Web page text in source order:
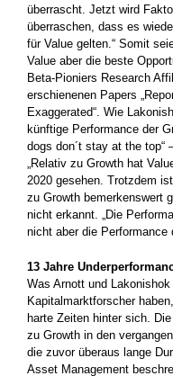
überrascht. Jetzt wird
überraschen, dass es
für Value gelten.“ Somit
Value aber die beste
Beta-Pioniers Research
erschienenen Papers
Exaggerated“. Wie
künftige Performance der
dogs don´t stay at the top“
„Relativ zu Growth hat
2020 gesehen. Trotzdem
zu Growth bemerkenswert
nicht erkannt. „Die
nicht aber die Performance
13 Jahre
Was Arnott und
Kapitalmarktforscher
harte Zeiten hinter sich.
zu Growth in den
die zuvor überaus lange
Asset Management